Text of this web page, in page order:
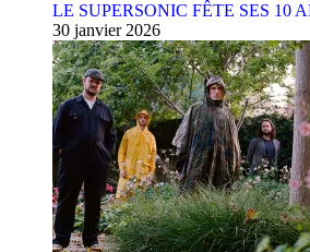
LE SUPERSONIC FÊTE SES 10
30 janvier 2026